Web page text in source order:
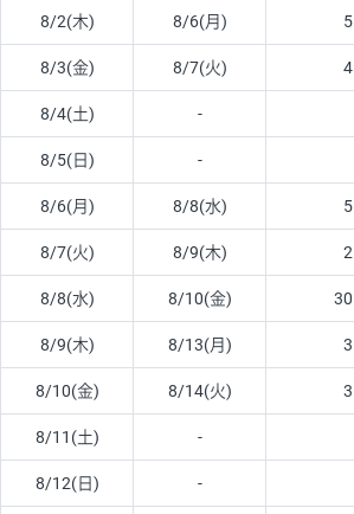
8/2(木) 8/6(月) 5
8/3(金) 8/7(火) 4
8/4(土) -
8/5(日) -
8/6(月) 8/8(水) 5
8/7(火) 8/9(木) 2
8/8(水) 8/10(金) 30
8/9(木) 8/13(月) 3
8/10(金) 8/14(火) 3
8/11(土) -
8/12(日) -